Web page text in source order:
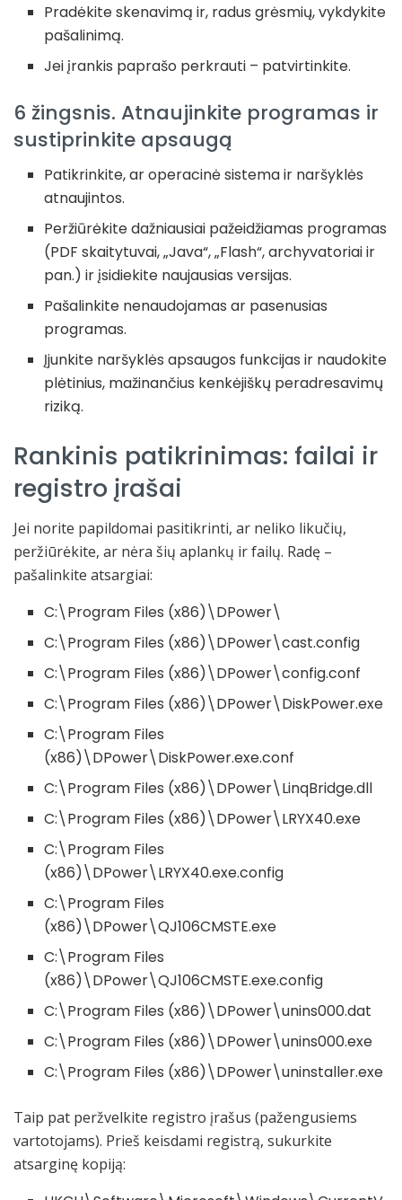
Pradėkite skenavimą ir, radus grėsmių, vykdykite
pašalinimą.
Jei įrankis paprašo perkrauti – patvirtinkite.
6 žingsnis. Atnaujinkite programas ir
sustiprinkite apsaugą
Patikrinkite, ar operacinė sistema ir naršyklės
atnaujintos.
Peržiūrėkite dažniausiai pažeidžiamas programas
(PDF skaitytuvai, „Java“, „Flash“, archyvatoriai ir
pan.) ir įsidiekite naujausias versijas.
Pašalinkite nenaudojamas ar pasenusias
programas.
Įjunkite naršyklės apsaugos funkcijas ir naudokite
plėtinius, mažinančius kenkėjiškų peradresavimų
riziką.
Rankinis patikrinimas: failai ir
registro įrašai
Jei norite papildomai pasitikrinti, ar neliko likučių,
peržiūrėkite, ar nėra šių aplankų ir failų. Radę –
pašalinkite atsargiai:
C:\Program Files (x86)\DPower\
C:\Program Files (x86)\DPower\cast.config
C:\Program Files (x86)\DPower\config.conf
C:\Program Files (x86)\DPower\DiskPower.exe
C:\Program Files
(x86)\DPower\DiskPower.exe.conf
C:\Program Files (x86)\DPower\LinqBridge.dll
C:\Program Files (x86)\DPower\LRYX40.exe
C:\Program Files
(x86)\DPower\LRYX40.exe.config
C:\Program Files
(x86)\DPower\QJ106CMSTE.exe
C:\Program Files
(x86)\DPower\QJ106CMSTE.exe.config
C:\Program Files (x86)\DPower\unins000.dat
C:\Program Files (x86)\DPower\unins000.exe
C:\Program Files (x86)\DPower\uninstaller.exe
Taip pat peržvelkite registro įrašus (pažengusiems
vartotojams). Prieš keisdami registrą, sukurkite
atsarginę kopiją: